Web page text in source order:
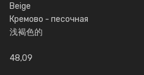
Beige
Кремово - песочная
浅褐色的
48,09